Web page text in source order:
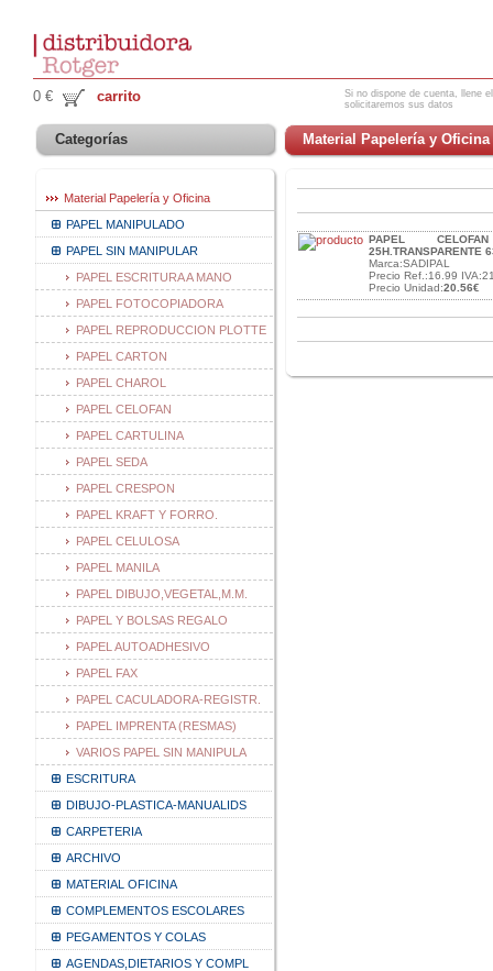
0 € carrito
Si no dispone de cuenta, llene
solicitaremos sus datos
Categorías
Material Papelería y Oficina
PAPEL MANIPULADO
PAPEL SIN MANIPULAR
PAPEL ESCRITURA A MANO
PAPEL FOTOCOPIADORA
PAPEL REPRODUCCION PLOTTE
PAPEL CARTON
PAPEL CHAROL
PAPEL CELOFAN
PAPEL CARTULINA
PAPEL SEDA
PAPEL CRESPON
PAPEL KRAFT Y FORRO.
PAPEL CELULOSA
PAPEL MANILA
PAPEL DIBUJO,VEGETAL,M.M.
PAPEL Y BOLSAS REGALO
PAPEL AUTOADHESIVO
PAPEL FAX
PAPEL CACULADORA-REGISTR.
PAPEL IMPRENTA (RESMAS)
VARIOS PAPEL SIN MANIPULA
ESCRITURA
DIBUJO-PLASTICA-MANUALIDS
CARPETERIA
ARCHIVO
MATERIAL OFICINA
COMPLEMENTOS ESCOLARES
PEGAMENTOS Y COLAS
AGENDAS,DIETARIOS Y COMPL
Material Papelería y Oficina
PAPEL
25H.TRANSPARENTE
Marca:SADIPAL
Precio Ref.:16.99
Precio Unidad:20.56€